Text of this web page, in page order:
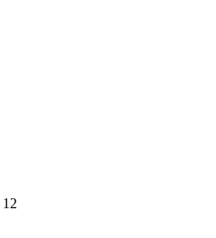
12